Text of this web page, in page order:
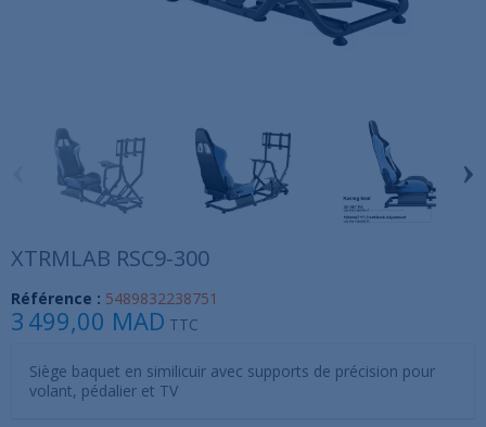
›
XTRMLAB RSC9-300
Référence : 5489832238751
3 499,00 MAD TTC
Siège baquet en similicuir avec supports de précision pour
volant, pédalier et TV